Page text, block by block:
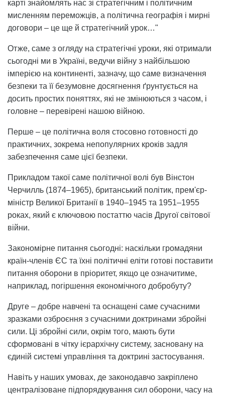
карті знайомлять нас зі стратегічним і політичним
мисленням переможців, а політична географія і мирні
договори – це ще й стратегічний урок…"
Отже, саме з огляду на стратегічні уроки, які отримали
сьогодні ми в Україні, ведучи війну з найбільшою
імперією на континенті, зазначу, що саме визначення
безпеки та її безумовне досягнення ґрунтується на
досить простих поняттях, які не змінюються з часом, і
головне – перевірені нашою війною.
Перше – це політична воля стосовно готовності до
практичних, зокрема непопулярних кроків задля
забезпечення саме цієї безпеки.
Прикладом такої саме політичної волі був Вінстон
Черчилль (1874–1965), британський політик, прем'єр-
міністр Великої Британії в 1940–1945 та 1951–1955
роках, який є ключовою постаттю часів Другої світової
війни.
Закономірне питання сьогодні: наскільки громадяни
країн-членів ЄС та їхні політичні еліти готові поставити
питання оборони в пріоритет, якщо це означитиме,
наприклад, погіршення економічного добробуту?
Друге – добре навчені та оснащені саме сучасними
зразками озброєння з сучасними доктринами збройні
сили. Ці збройні сили, окрім того, мають бути
сформовані в чітку ієрархічну систему, засновану на
єдиній системі управління та доктрині застосування.
Навіть у наших умовах, де законодавчо закріплено
централізоване підпорядкування сил оборони, часу на